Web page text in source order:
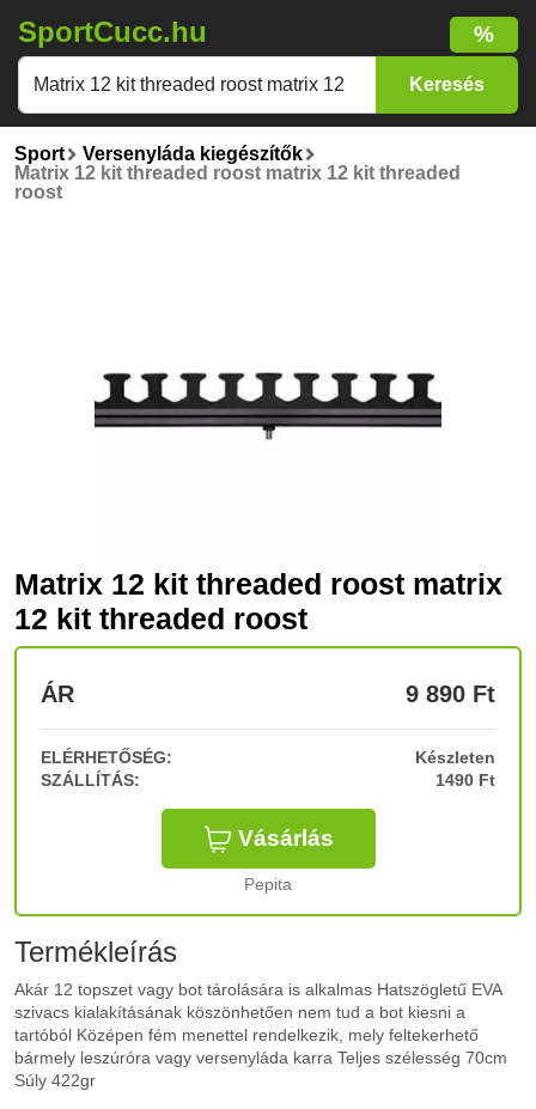
SportCucc.hu %
Sport
Versenyláda kiegészítők
Matrix 12 kit threaded roost matrix 12 kit threaded
roost
Matrix 12 kit threaded roost matrix
12 kit threaded roost
ÁR 9 890 Ft
ELÉRHETŐSÉG:
Készleten
SZÁLLÍTÁS:
1490 Ft
Vásárlás
Pepita
Termékleírás
Akár 12 topszet vagy bot tárolására is alkalmas Hatszögletű EVA
szivacs kialakításának köszönhetően nem tud a bot kiesni a
tartóból Középen fém menettel rendelkezik, mely feltekerhető
bármely leszúróra vagy versenyláda karra Teljes szélesség 70cm
Súly 422gr